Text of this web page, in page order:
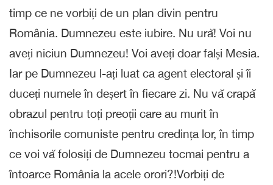
timp ce ne vorbiți de un plan divin pentru
România. Dumnezeu este iubire. Nu ură! Voi nu
aveți niciun Dumnezeu! Voi aveți doar falși Mesia.
Iar pe Dumnezeu l-ați luat ca agent electoral și îi
duceți numele în deșert în fiecare zi. Nu vă crapă
obrazul pentru toți preoții care au murit în
închisorile comuniste pentru credința lor, în timp
ce voi vă folosiți de Dumnezeu tocmai pentru a
întoarce România la acele orori?!Vorbiți de